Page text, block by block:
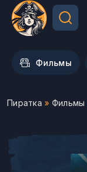
Фильмы
Пиратка » Фильмы